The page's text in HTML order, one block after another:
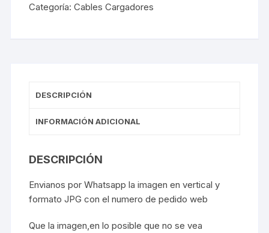
Categoría:Cables Cargadores
DESCRIPCIÓN
INFORMACIÓN ADICIONAL
DESCRIPCIÓN
Envianos por Whatsapp la imagen en vertical y
formato JPG con el numero de pedido web
Que la imagen,en lo posible que no se vea